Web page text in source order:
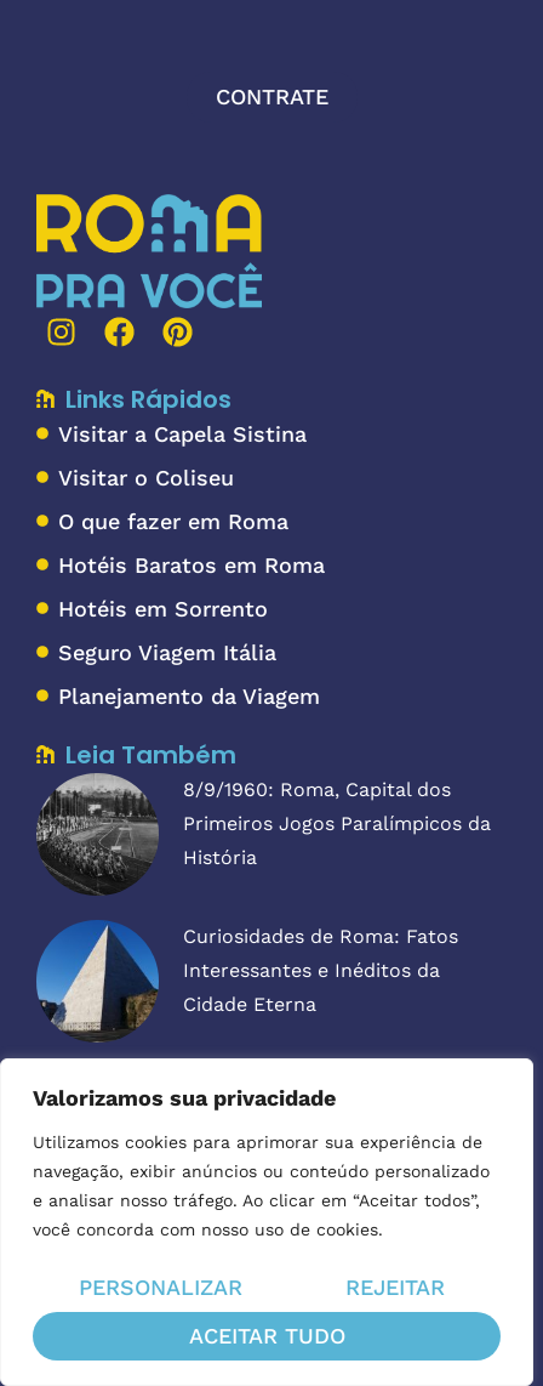
Valorizamos sua privacidade
Utilizamos cookies para aprimorar sua experiência de
navegação, exibir anúncios ou conteúdo personalizado
e analisar nosso tráfego. Ao clicar em “Aceitar todos”,
você concorda com nosso uso de cookies.
PERSONALIZAR
REJEITAR
ACEITAR TUDO
CONTRATE
Links Rápidos
Visitar a Capela Sistina
Visitar o Coliseu
O que fazer em Roma
Hotéis Baratos em Roma
Hotéis em Sorrento
Seguro Viagem Itália
Planejamento da Viagem
Leia Também
8/9/1960: Roma, Capital dos
Primeiros Jogos Paralímpicos da
História
Curiosidades de Roma: Fatos
Interessantes e Inéditos da
Cidade Eterna
deixar as suas malas
Subterrâneos de Roma: as Casas